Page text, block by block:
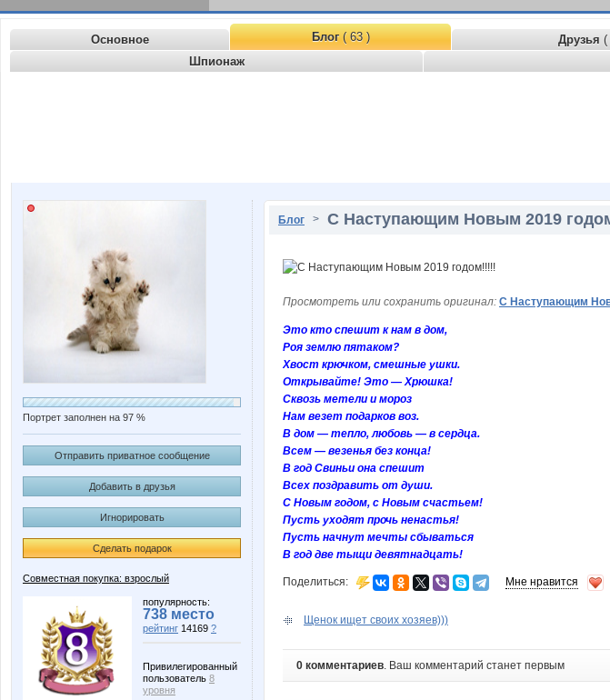
Основное Блог( 63 ) Друзья (
Шпионаж
Портрет заполнен на 97 %
Отправить приватное сообщение
Добавить в друзья
Игнорировать
Сделать подарок
Совместная покупка: взрослый
популярность:
738 место
рейтинг 14169 ?
Привилегированный
пользователь 8
уровня
Блог > С Наступающим Новым 2019
Просмотреть или сохранить оригинал: С Наступающим
Это кто спешит к нам в дом,
Роя землю пятаком?
Хвост крючком, смешные ушки.
Открывайте! Это — Хрюшка!
Сквозь метели и мороз
Нам везет подарков воз.
В дом — тепло, любовь — в сердца.
Всем ― везенья без конца!
В год Свиньи она спешит
Всех поздравить от души.
С Новым годом, с Новым счастьем!
Пусть уходят прочь ненастья!
Пусть начнут мечты сбываться
В год две тыщи девятнадцать!
Поделиться: Мне нравится
Щенок ищет своих хозяев)))
0 комментариев. Ваш комментарий станет первым